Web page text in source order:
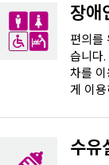
장애
편의를
습니다
차를
게 이
수유